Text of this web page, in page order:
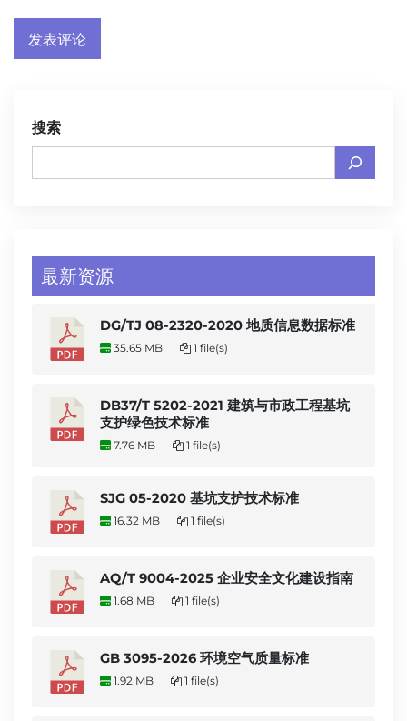
搜索
最新资源
DG/TJ 08-2320-2020 地质信息数据标准
35.65 MB 1 file(s)
DB37/T 5202-2021 建筑与市政工程基坑
支护绿色技术标准
7.76 MB 1 file(s)
SJG 05-2020 基坑支护技术标准
16.32 MB 1 file(s)
AQ/T 9004-2025 企业安全文化建设指南
1.68 MB 1 file(s)
GB 3095-2026 环境空气质量标准
1.92 MB 1 file(s)